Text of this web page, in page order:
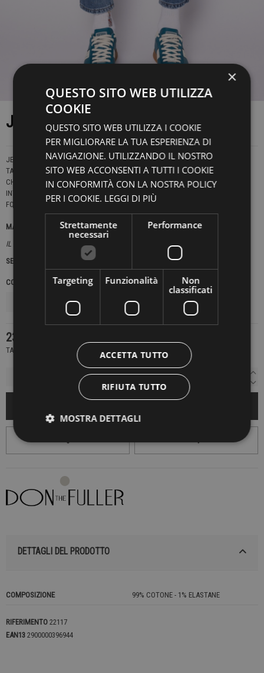
JEANS
JEANS VESTIBILITÀ LOOSE.
TAGLIATO CORTO IN CAVIGLIA.
CHIUSURA CON BOTTONI.
INTERNO GAMBA FINITO 70 CM.
FONDO 18 CM
MADE IN ITALY
IL MODELLO INDOSSA UNA TG.32
SEOUL
COLORE TAGLIE JEANS
237,30 €
TASSE INCLUSE
DETTAGLI DEL PRODOTTO
COMPOSIZIONE 99% COTONE - 1% ELASTANE
RIFERIMENTO 22117
EAN13 2900000396944
×
QUESTO SITO WEB UTILIZZA
COOKIE
QUESTO SITO WEB UTILIZZA I COOKIE
PER MIGLIORARE LA TUA ESPERIENZA DI
NAVIGAZIONE. UTILIZZANDO IL NOSTRO
SITO WEB ACCONSENTI A TUTTI I COOKIE
IN CONFORMITÀ CON LA NOSTRA POLICY
PER I COOKIE. LEGGI DI PIÙ
Strettamente
necessari
Performance
Targeting Funzionalità
Non
classificati
ACCETTA TUTTO
RIFIUTA TUTTO
MOSTRA DETTAGLI